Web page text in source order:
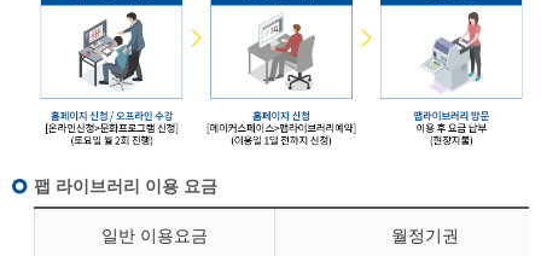
팹 라이브러리 이용 요금
일반 이용요금 월정기권